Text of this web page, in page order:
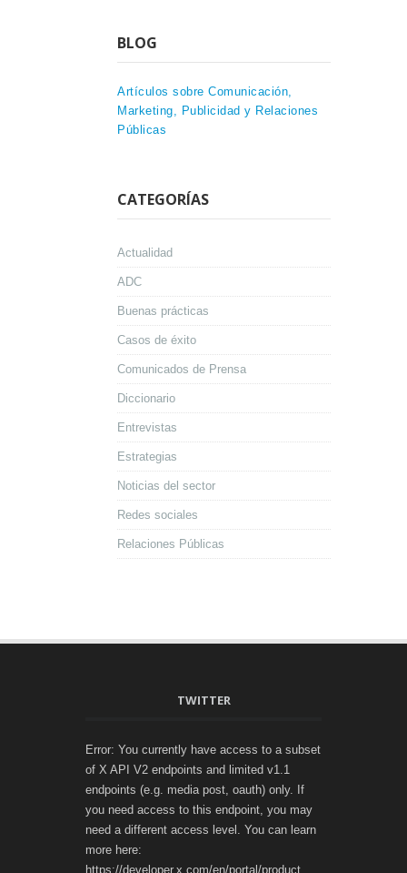
BLOG
Artículos sobre Comunicación,
Marketing, Publicidad y Relaciones
Públicas
CATEGORÍAS
Actualidad
ADC
Buenas prácticas
Casos de éxito
Comunicados de Prensa
Diccionario
Entrevistas
Estrategias
Noticias del sector
Redes sociales
Relaciones Públicas
TWITTER
Error: You currently have access to a subset
of X API V2 endpoints and limited v1.1
endpoints (e.g. media post, oauth) only. If
you need access to this endpoint, you may
need a different access level. You can learn
more here:
https://developer.x.com/en/portal/product